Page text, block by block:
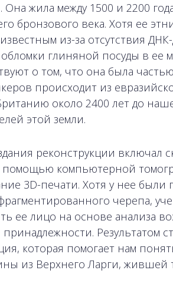
Она жила между 1500 и 2200
бронзового века. Хотя ее
из-за отсутствия ДНК-
глиняной посуды в ее
о том, что она была
происходит из
около 2400 лет до
этой земли.
реконструкции включал
компьютерной
3D-печати. Хотя у нее
черепа,
ее лицо на основе анализа
Результатом
которая помогает нам
из Верхнего Ларги, жившей